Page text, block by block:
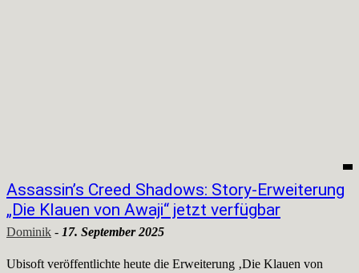
Assassin’s Creed Shadows: Story-Erweiterung
„Die Klauen von Awaji“ jetzt verfügbar
Dominik - 17. September 2025
Ubisoft veröffentlichte heute die Erweiterung ‚Die Klauen von